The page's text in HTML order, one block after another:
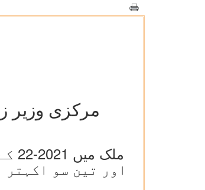
مرکزی وزیر
اور تین سو